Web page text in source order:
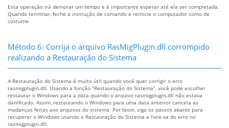
Esta operação irá demorar um tempo e é importante esperar até ela ser completada.
Quando terminar, feche a instrução de comando e reinicie o computador como de
costume.
Método 6: Corrija o arquivo RasMigPlugin.dll corrompido
realizando a Restauração do Sistema
A Restauração do Sistema é muito útil quando você quer corrigir o erro
rasmigplugin.dll. Usando a função “Restauração do Sistema”, você pode escolher
restaurar o Windows para a data quando o arquivo rasmigplugin.dll não estava
danificado. Assim, restaurando o Windows para uma data anterior cancela as
mudanças feitas aos arquivos do sistema. Por favor, siga os passos abaixo para
recuperar o Windows usando a Restauração do Sistema e livre-se do erro no
rasmigplugin.dll.